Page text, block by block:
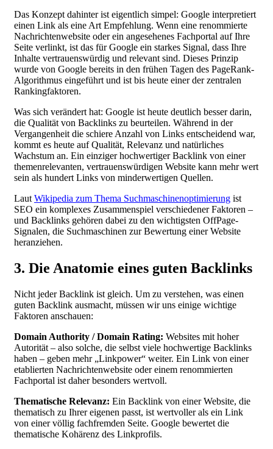
Das Konzept dahinter ist eigentlich simpel: Google interpretiert
einen Link als eine Art Empfehlung. Wenn eine renommierte
Nachrichtenwebsite oder ein angesehenes Fachportal auf Ihre
Seite verlinkt, ist das für Google ein starkes Signal, dass Ihre
Inhalte vertrauenswürdig und relevant sind. Dieses Prinzip
wurde von Google bereits in den frühen Tagen des PageRank-
Algorithmus eingeführt und ist bis heute einer der zentralen
Rankingfaktoren.
Was sich verändert hat: Google ist heute deutlich besser darin,
die Qualität von Backlinks zu beurteilen. Während in der
Vergangenheit die schiere Anzahl von Links entscheidend war,
kommt es heute auf Qualität, Relevanz und natürliches
Wachstum an. Ein einziger hochwertiger Backlink von einer
themenrelevanten, vertrauenswürdigen Website kann mehr wert
sein als hundert Links von minderwertigen Quellen.
Laut Wikipedia zum Thema Suchmaschinenoptimierung ist
SEO ein komplexes Zusammenspiel verschiedener Faktoren –
und Backlinks gehören dabei zu den wichtigsten OffPage-
Signalen, die Suchmaschinen zur Bewertung einer Website
heranziehen.
3. Die Anatomie eines guten Backlinks
Nicht jeder Backlink ist gleich. Um zu verstehen, was einen
guten Backlink ausmacht, müssen wir uns einige wichtige
Faktoren anschauen:
Domain Authority / Domain Rating: Websites mit hoher
Autorität – also solche, die selbst viele hochwertige Backlinks
haben – geben mehr „Linkpower“ weiter. Ein Link von einer
etablierten Nachrichtenwebsite oder einem renommierten
Fachportal ist daher besonders wertvoll.
Thematische Relevanz: Ein Backlink von einer Website, die
thematisch zu Ihrer eigenen passt, ist wertvoller als ein Link
von einer völlig fachfremden Seite. Google bewertet die
thematische Kohärenz des Linkprofils.